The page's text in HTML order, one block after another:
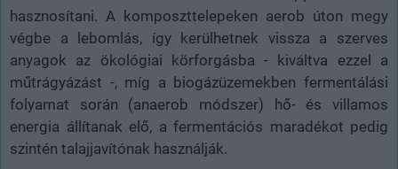
hasznosítani. A komposzttelepeken aerob úton megy
végbe a lebomlás, így kerülhetnek vissza a szerves
anyagok az ökológiai körforgásba - kiváltva ezzel a
műtrágyázást -, míg a biogázüzemekben fermentálási
folyamat során (anaerob módszer) hő- és villamos
energia állítanak elő, a fermentációs maradékot pedig
szintén talajjavítónak használják.